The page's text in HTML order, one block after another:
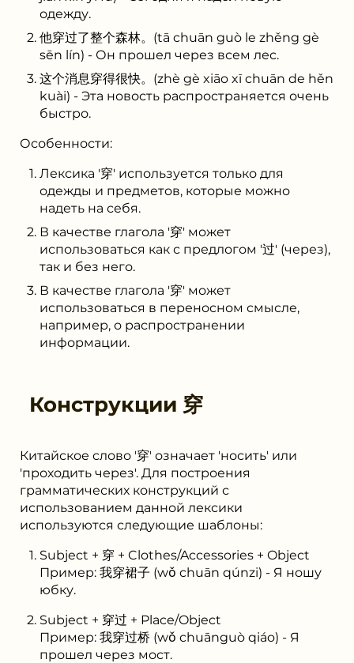
одежду.
他穿过了整个森林。(tā chuān guò le zhěng gè
sēn lín) - Он прошел через всем лес.
这个消息穿得很快。(zhè gè xiāo xī chuān de hěn
kuài) - Эта новость распространяется очень
быстро.
Особенности:
Лексика '穿' используется только для
одежды и предметов, которые можно
надеть на себя.
В качестве глагола '穿' может
использоваться как с предлогом '过' (через),
так и без него.
В качестве глагола '穿' может
использоваться в переносном смысле,
например, о распространении
информации.
Конструкции 穿
Китайское слово '穿' означает 'носить' или
'проходить через'. Для построения
грамматических конструкций с
использованием данной лексики
используются следующие шаблоны:
Subject + 穿 + Clothes/Accessories + Object
Пример: 我穿裙子 (wǒ chuān qúnzi) - Я ношу
юбку.
Subject + 穿过 + Place/Object
Пример: 我穿过桥 (wǒ chuānguò qiáo) - Я
прошел через мост.